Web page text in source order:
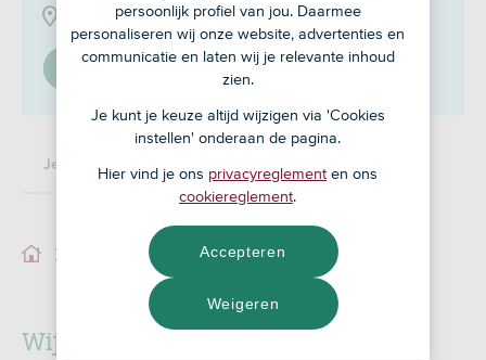
Nordhornsestraat 22 A, 7591 BG
Stel in als mijn adviseur
Je adviseur
Je adviseur
Wij zijn pas tevreden als jij dat bent
persoonlijk profiel van jou. Daarmee
personaliseren wij onze website, advertenties en
communicatie en laten wij je relevante inhoud
zien.
Je kunt je keuze altijd wijzigen via 'Cookies
instellen' onderaan de pagina.
Hier vind je ons privacyreglement en ons
cookiereglement.
Weigeren
Accepteren